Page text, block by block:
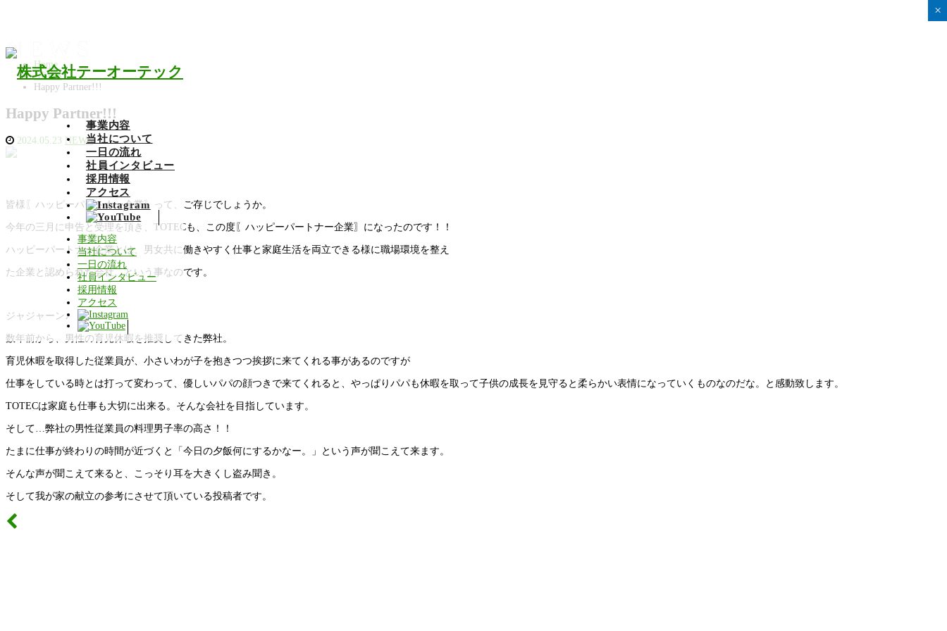
事業内容
当社について
一日の流れ
社員インタビュー
採用情報
アクセス
事業内容
当社について
一日の流れ
社員インタビュー
採用情報
アクセス
NEWS
Home
NEWS
Happy Partner!!!
Happy Partner!!!
2024.05.23 NEWS
皆様〖ハッピーパートナー企業〗って、ご存じでしょうか。
今年の三月に申告と受理を頂き、TOTECも、この度〖ハッピーパートナー企業〗になったのです！！
ハッピーパートナー企業とは、男女共に働きやすく仕事と家庭生活を両立できる様に職場環境を整え
た企業と認められた会社。という事なのです。
ジャジャーン♪
数年前から、男性の育児休暇を推奨してきた弊社。
育児休暇を取得した従業員が、小さいわが子を抱きつつ挨拶に来てくれる事があるのですが
仕事をしている時とは打って変わって、優しいパパの顔つきで来てくれると、やっぱりパパも休暇を取って子供の成長を見守ると柔らかい表情になっていくものなのだな。と感動致します。
TOTECは家庭も仕事も大切に出来る。そんな会社を目指しています。
そして…弊社の男性従業員の料理男子率の高さ！！
たまに仕事が終わりの時間が近づくと「今日の夕飯何にするかなー。」という声が聞こえて来ます。
そんな声が聞こえて来ると、こっそり耳を大きくし盗み聞き。
そして我が家の献立の参考にさせて頂いている投稿者です。
×
×
×
×
×
×
×
×
×
×
×
×
×
×